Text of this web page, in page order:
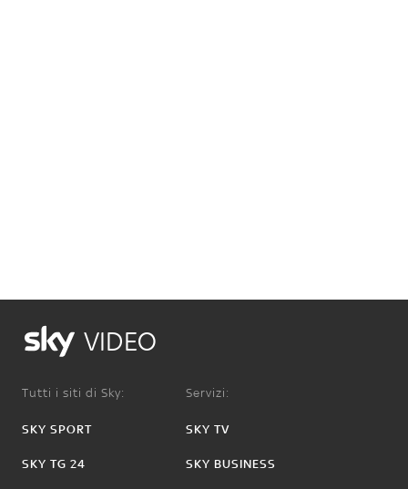
VIDEO
Tutti i siti di Sky:
SKY SPORT
SKY TG 24
Servizi:
SKY TV
SKY BUSINESS